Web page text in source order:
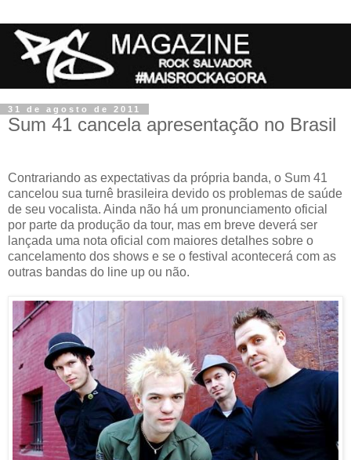
31 de agosto de 2011
Sum 41 cancela apresentação no Brasil
Contrariando as expectativas da própria banda, o Sum 41
cancelou sua turnê brasileira devido os problemas de saúde
de seu vocalista. Ainda não há um pronunciamento oficial
por parte da produção da tour, mas em breve deverá ser
lançada uma nota oficial com maiores detalhes sobre o
cancelamento dos shows e se o festival acontecerá com as
outras bandas do line up ou não.